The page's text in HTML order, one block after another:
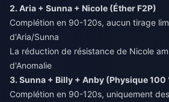
2. Aria + Sunna + Nicole (Éther F2P)
Complétion en 90-120s, aucun tirage
d'Aria/Sunna
La réduction de résistance de Nicole
d'Anomalie
3. Sunna + Billy + Anby (Physique 100
Complétion en 90-120s, uniquement